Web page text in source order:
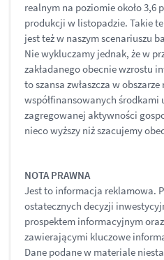
realnym na poziomie około 3,6
produkcji w listopadzie. Takie
jest też w naszym scenariuszu
Nie wykluczamy jednak, że w
zakładanego obecnie wzrostu
to szansa zwłaszcza w obszarze
współfinansowanych
zagregowanej aktywności
nieco wyższy niż szacujemy
NOTA PRAWNA
Jest to informacja reklamowa.
ostatecznych decyzji
prospektem informacyjnym
zawierającymi kluczowe
Dane podane w materiale